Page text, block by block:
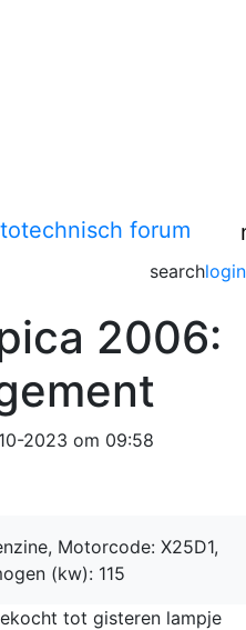
login
search
2006:
2023 om 09:58
Motorcode: X25D1,
(kw): 115
tot gisteren lampje